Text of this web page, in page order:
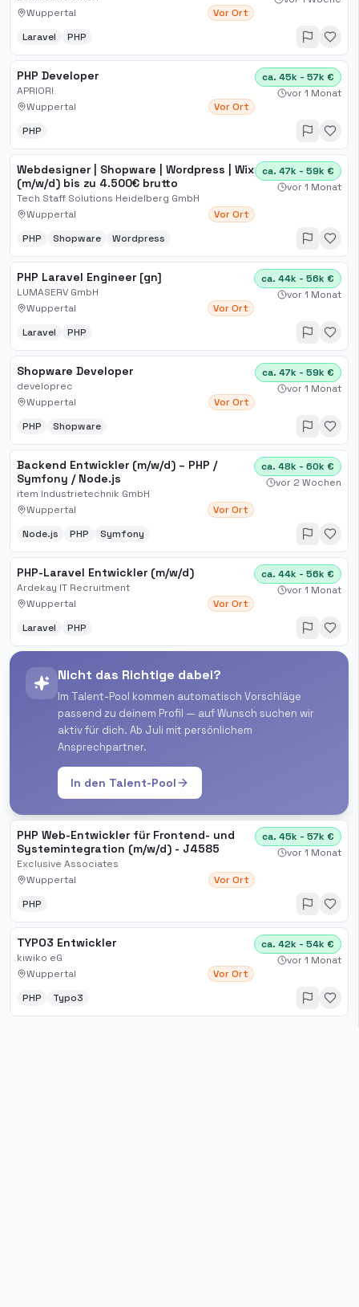
Wuppertal
Vor Ort
Laravel PHP
PHP Developer
APRIORI
Wuppertal
Vor Ort
ca. 45k - 57k €
vor 1 Monat
PHP
Webdesigner | Shopware | Wordpress | Wix
(m/w/d) bis zu 4.500€ brutto
Tech Staff Solutions Heidelberg GmbH
Wuppertal
Vor Ort
ca. 47k - 59k €
vor 1 Monat
PHP Shopware Wordpress
PHP Laravel Engineer [gn]
LUMASERV GmbH
Wuppertal
Vor Ort
ca. 44k - 56k €
vor 1 Monat
Laravel PHP
Shopware Developer
developrec
Wuppertal
Vor Ort
ca. 47k - 59k €
vor 1 Monat
PHP Shopware
Backend Entwickler (m/w/d) – PHP /
Symfony / Node.js
item Industrietechnik GmbH
Wuppertal
Vor Ort
ca. 48k - 60k €
vor 2 Wochen
Node.js PHP Symfony
PHP-Laravel Entwickler (m/w/d)
Ardekay IT Recruitment
Wuppertal
Vor Ort
ca. 44k - 56k €
vor 1 Monat
Laravel PHP
Nicht das Richtige dabei?
Im Talent-Pool kommen automatisch Vorschläge
passend zu deinem Profil — auf Wunsch suchen wir
aktiv für dich. Ab Juli mit persönlichem
Ansprechpartner.
In den Talent-Pool
PHP Web-Entwickler für Frontend- und
Systemintegration (m/w/d) - J4585
Exclusive Associates
Wuppertal
Vor Ort
ca. 45k - 57k €
vor 1 Monat
PHP
TYPO3 Entwickler
kiwiko eG
Wuppertal
Vor Ort
ca. 42k - 54k €
vor 1 Monat
PHP Typo3